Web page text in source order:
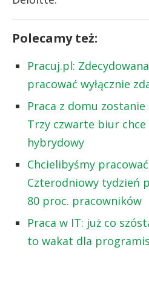
Polecamy też:
Pracuj.pl:
pracować wyłącznie
Praca z domu zostanie
Trzy czwarte biur chce
hybrydowy
Chcielibyśmy
Czterodniowy tydzień
80 proc. pracowników
Praca w IT: już co
to wakat dla